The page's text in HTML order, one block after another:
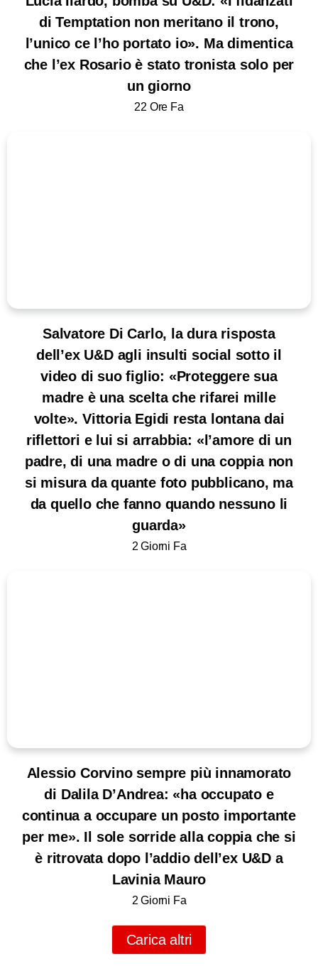
di Temptation non meritano il trono,
l’unico ce l’ho portato io». Ma dimentica
che l’ex Rosario è stato tronista solo per
un giorno
22 Ore Fa
Salvatore Di Carlo, la dura risposta
dell’ex U&D agli insulti social sotto il
video di suo figlio: «Proteggere sua
madre è una scelta che rifarei mille
volte». Vittoria Egidi resta lontana dai
riflettori e lui si arrabbia: «l’amore di un
padre, di una madre o di una coppia non
si misura da quante foto pubblicano, ma
da quello che fanno quando nessuno li
guarda»
2 Giorni Fa
Alessio Corvino sempre più innamorato
di Dalila D’Andrea: «ha occupato e
continua a occupare un posto importante
per me». Il sole sorride alla coppia che si
è ritrovata dopo l’addio dell’ex U&D a
Lavinia Mauro
2 Giorni Fa
Carica altri